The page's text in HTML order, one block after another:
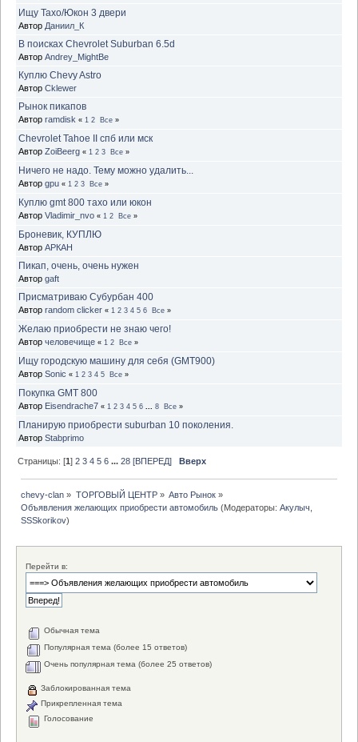
Ищу Тахо/Юкон 3 двери
Автор Даниил_К
В поисках Chevrolet Suburban 6.5d
Автор Andrey_MightBe
Куплю Chevy Astro
Автор Cklewer
Рынок пикапов
Автор ramdisk « 1 2 Все »
Chevrolet Tahoe II спб или мск
Автор ZoiBeerg « 1 2 3 Все »
Ничего не надо. Тему можно удалить...
Автор gpu « 1 2 3 Все »
Куплю gmt 800 тахо или юкон
Автор Vladimir_nvo « 1 2 Все »
Броневик, КУПЛЮ
Автор АРКАН
Пикап, очень, очень нужен
Автор gaft
Присматриваю Субурбан 400
Автор random clicker « 1 2 3 4 5 6 Все »
Желаю приобрести не знаю чего!
Автор человечище « 1 2 Все »
Ищу городскую машину для себя (GMT900)
Автор Sonic « 1 2 3 4 5 Все »
Покупка GMT 800
Автор Eisendrache7 « 1 2 3 4 5 6 8 Все »
Планирую приобрести suburban 10 поколения.
Автор Stabprimo
Страницы: [1]2 3 4 5 6 ...28 [ВПЕРЕД] Вверх
chevy-clan » ТОРГОВЫЙ ЦЕНТР» Авто Рынок»
Объявления желающих приобрести автомобиль (Модераторы:Акулыч
SSSkorikov)
Перейти в:
Обычная тема
Популярная тема (более 15 ответов)
Очень популярная тема (более 25 ответов)
Заблокированная тема
Прикрепленная тема
Голосование